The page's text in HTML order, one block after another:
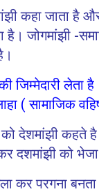
कहा जाता है
है।जोगमांझी -
जिम्मेदारी लेता
( सामाजिक
देशमांझी कहते है
दशमांझी को
कर परगना